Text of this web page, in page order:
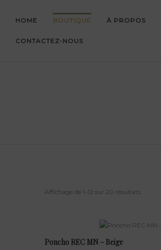
HOME BOUTIQUE À PROPOS
CONTACTEZ-NOUS
Affichage de 1–12 sur 20 résultats
Poncho REC MN – Beige